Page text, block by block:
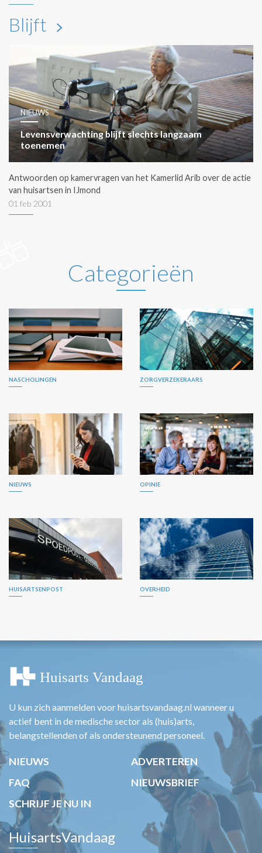
Blijft
NIEUWS
Levensverwachting blijft slechts langzaam
toenemen
Antwoorden op kamervragen van het Kamerlid Arib over de actie
van huisartsen in IJmond
01 feb 2001
Categorieën
NASCHOLINGEN ZORGVERZEKERAARS
NIEUWS OPINIE
HUISARTSENPOST OVERHEID
U kun zich aanmelden voor huisartsvandaag.nl wanneer u
actief bent in de medische sector als (huis)arts,
belangstellenden of als ondersteunend personeel.
NIEUWS
ADVERTEREN
FAQ
NIEUWSBRIEF
SCHRIJF JE NU IN
HuisartsVandaag